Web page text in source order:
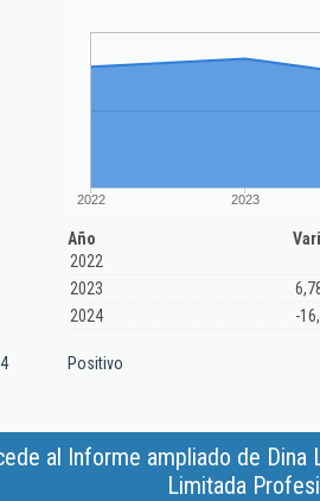
2022 2023
Año
2022
2023
2024
-
Positivo
al Informe ampliado de Dina
Limitada